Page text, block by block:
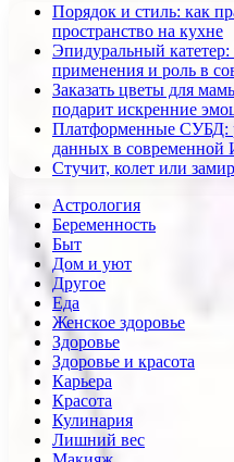
Порядок и стиль: как
пространство на кухне
Эпидуральный катетер:
применения и роль в
Заказать цветы для
подарит искренние
Платформенные СУБД:
данных в современной
Стучит, колет или
Астрология
Беременность
Быт
Дом и уют
Другое
Еда
Женское здоровье
Здоровье
Здоровье и красота
Карьера
Красота
Кулинария
Лишний вес